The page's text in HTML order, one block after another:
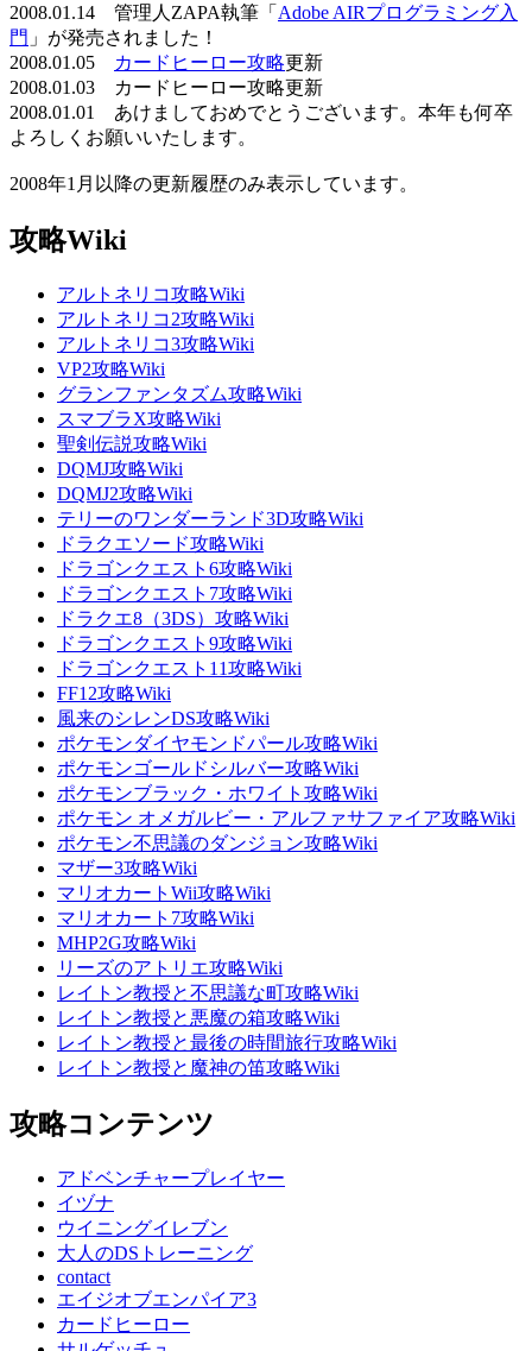
2008.01.14 管理人ZAPA執筆「 Adobe AIRプログラミング入
門 」が発売されました！
2008.01.05
カードヒーロー攻略更新
2008.01.03 カードヒーロー攻略更新
2008.01.01 あけましておめでとうございます。本年も何卒
よろしくお願いいたします。
2008年1月以降の更新履歴のみ表示しています。
攻略Wiki
アルトネリコ攻略Wiki
アルトネリコ2攻略Wiki
アルトネリコ3攻略Wiki
VP2攻略Wiki
グランファンタズム攻略Wiki
スマブラX攻略Wiki
聖剣伝説攻略Wiki
DQMJ攻略Wiki
DQMJ2攻略Wiki
テリーのワンダーランド3D攻略Wiki
ドラクエソード攻略Wiki
ドラゴンクエスト6攻略Wiki
ドラゴンクエスト7攻略Wiki
ドラクエ8（3DS）攻略Wiki
ドラゴンクエスト9攻略Wiki
ドラゴンクエスト11攻略Wiki
FF12攻略Wiki
風来のシレンDS攻略Wiki
ポケモンダイヤモンドパール攻略Wiki
ポケモンゴールドシルバー攻略Wiki
ポケモンブラック・ホワイト攻略Wiki
ポケモン オメガルビー・アルファサファイア攻略Wiki
ポケモン不思議のダンジョン攻略Wiki
マザー3攻略Wiki
マリオカートWii攻略Wiki
マリオカート7攻略Wiki
MHP2G攻略Wiki
リーズのアトリエ攻略Wiki
レイトン教授と不思議な町攻略Wiki
レイトン教授と悪魔の箱攻略Wiki
レイトン教授と最後の時間旅行攻略Wiki
レイトン教授と魔神の笛攻略Wiki
攻略コンテンツ
アドベンチャープレイヤー
イヅナ
ウイニングイレブン
大人のDSトレーニング
contact
エイジオブエンパイア3
カードヒーロー